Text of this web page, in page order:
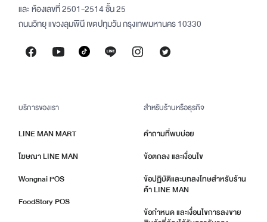
และ ห้องเลขที่ 2501-2514 ชั้น 25
ถนนวิทยุ แขวงลุมพินี เขตปทุมวัน กรุงเทพมหานคร 10330
บริการของเรา
LINE MAN MART
โฆษณา LINE MAN
Wongnai POS
FoodStory POS
สำหรับร้านหรือธุรกิจ
คำถามที่พบบ่อย
ข้อตกลง และเงื่อนไข
ข้อปฏิบัติและบทลงโทษสำหรับร้าน
ค้า LINE MAN
ข้อกำหนด และเงื่อนไขการลงขาย